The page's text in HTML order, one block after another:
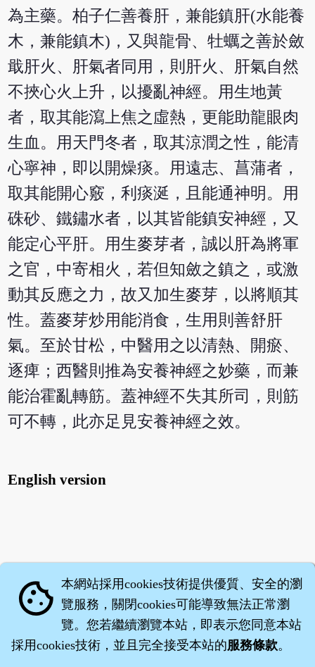
為主藥。柏子仁善養肝，兼能鎮肝(水能養
木，兼能鎮木)，又與龍骨、牡蠣之善於斂
戢肝火、肝氣者同用，則肝火、肝氣自然
不挾心火上升，以擾亂神經。用生地黃
者，取其能瀉上焦之虛熱，更能助龍眼肉
生血。用天門冬者，取其涼潤之性，能清
心寧神，即以開燥痰。用遠志、菖蒲者，
取其能開心竅，利痰涎，且能通神明。用
硃砂、鐵鏽水者，以其皆能鎮安神經，又
能定心平肝。用生麥芽者，誠以肝為將軍
之官，中寄相火，若但知斂之鎮之，或激
動其反應之力，故又加生麥芽，以將順其
性。蓋麥芽炒用能消食，生用則善舒肝
氣。至於甘松，中醫用之以清熱、開瘀、
逐痺；西醫則推為安養神經之妙藥，而兼
能治霍亂轉筋。蓋神經不失其所司，則筋
可不轉，此亦足見安養神經之效。
English version
cookie 本網站採用cookies技術提供優質、安全的瀏
覽服務，關閉cookies可能導致無法正常瀏
覽。您若繼續瀏覽本站，即表示您同意本站
採用cookies技術，並且完全接受本站的服務條款。